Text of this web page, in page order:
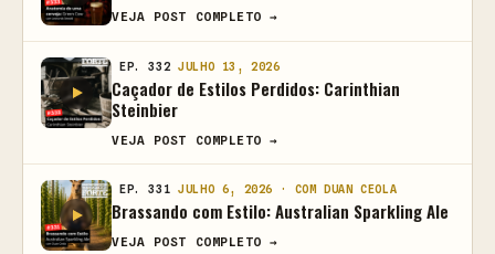
VEJA POST COMPLETO →
EP. 332 JULHO 13, 2026
Caçador de Estilos Perdidos: Carinthian
Steinbier
VEJA POST COMPLETO →
EP. 331 JULHO 6, 2026 · COM DUAN CEOLA
Brassando com Estilo: Australian Sparkling Ale
VEJA POST COMPLETO →